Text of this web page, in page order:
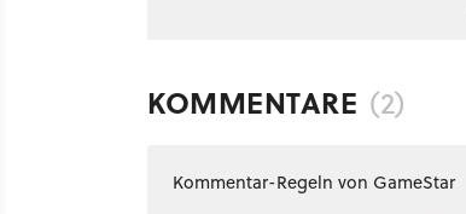
KOMMENTARE (2)
Kommentar-Regeln von GameStar